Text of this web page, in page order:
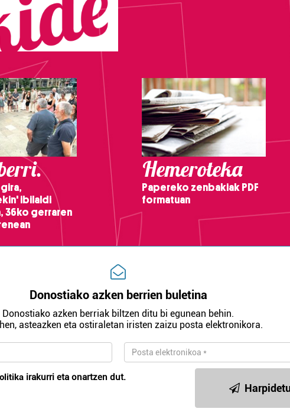
ibilaldi
36ko gerraren
Hemeroteka
Papereko zenbakiak PDF
formatuan
Donostiako azken berrien buletina
Donostiako azken berriak biltzen ditu bi egunean behin.
asteazken eta ostiraletan iristen zaizu posta elektronikora.
irakurri eta onartzen dut.